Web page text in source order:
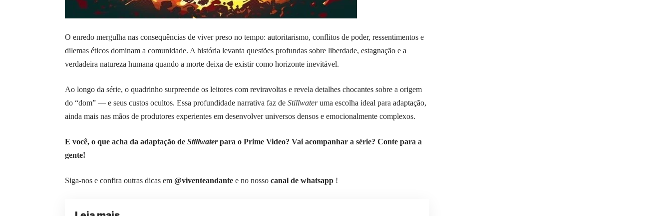
O enredo mergulha nas consequências de viver preso no tempo: autoritarismo, conflitos de poder, ressentimentos e
dilemas éticos dominam a comunidade. A história levanta questões profundas sobre liberdade, estagnação e a
verdadeira natureza humana quando a morte deixa de existir como horizonte inevitável.
Ao longo da série, o quadrinho surpreende os leitores com reviravoltas e revela detalhes chocantes sobre a origem
do “dom” — e seus custos ocultos. Essa profundidade narrativa faz de Stillwateruma escolha ideal para adaptação,
ainda mais nas mãos de produtores experientes em desenvolver universos densos e emocionalmente complexos.
E você, o que acha da adaptação de Stillwaterpara o Prime Video? Vai acompanhar a série? Conte para a
gente!
Siga-nos e confira outras dicas em @viventeandante e no nosso canal de whatsapp !